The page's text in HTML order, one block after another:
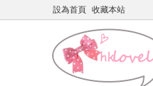
設為首頁 收藏本站